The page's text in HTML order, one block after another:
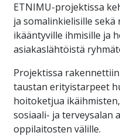
ETNIMU-projektissa
ja somalinkielisille sekä
ikääntyville ihmisille ja
asiakaslähtöistä
Projektissa
taustan erityistarpeet
hoitoketjua
sosiaali- ja terveysalan
oppilaitosten välille.